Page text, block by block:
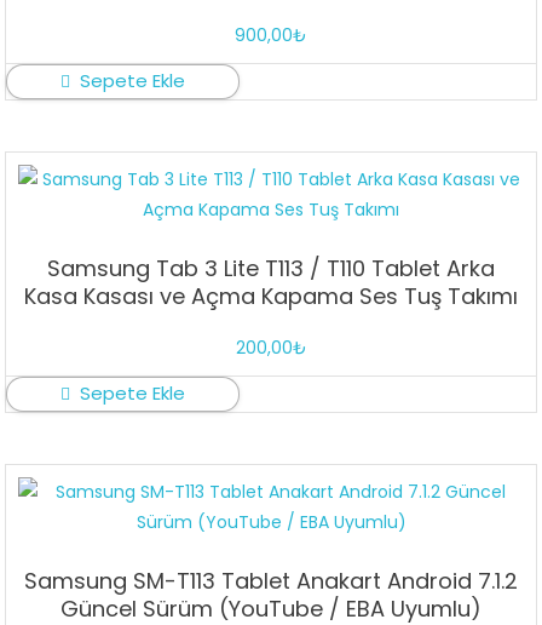
900,00₺
Sepete Ekle
Samsung Tab 3 Lite T113 / T110 Tablet Arka
Kasa Kasası ve Açma Kapama Ses Tuş Takımı
200,00₺
Sepete Ekle
Samsung SM-T113 Tablet Anakart Android 7.1.2
Güncel Sürüm (YouTube / EBA Uyumlu)